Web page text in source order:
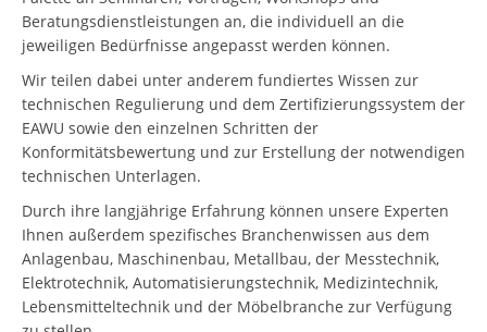
Beratungsdienstleistungen an, die individuell an die
jeweiligen Bedürfnisse angepasst werden können.
Wir teilen dabei unter anderem fundiertes Wissen zur
technischen Regulierung und dem Zertifizierungssystem der
EAWU sowie den einzelnen Schritten der
Konformitätsbewertung und zur Erstellung der notwendigen
technischen Unterlagen.
Durch ihre langjährige Erfahrung können unsere Experten
Ihnen außerdem spezifisches Branchenwissen aus dem
Anlagenbau, Maschinenbau, Metallbau, der Messtechnik,
Elektrotechnik, Automatisierungstechnik, Medizintechnik,
Lebensmitteltechnik und der Möbelbranche zur Verfügung